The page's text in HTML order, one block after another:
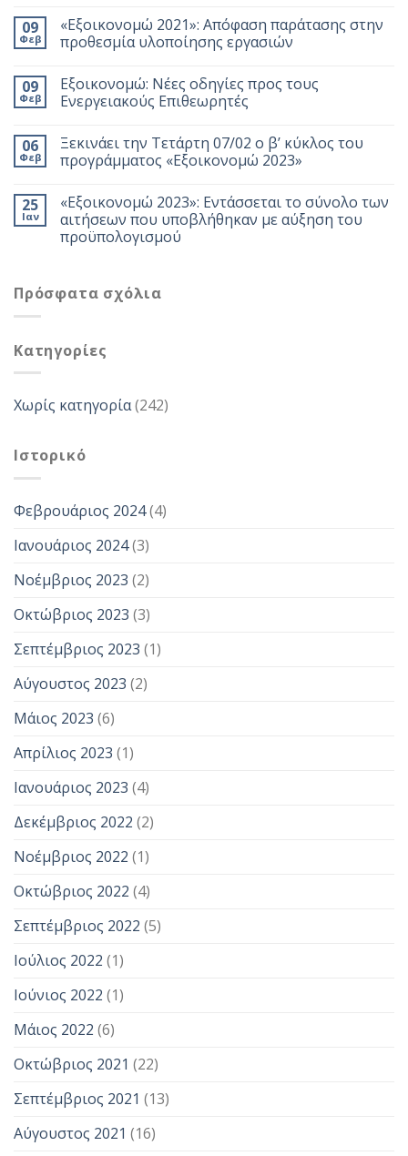
09
Φεβ
«Εξοικονομώ 2021»: Απόφαση παράτασης στην
προθεσμία υλοποίησης εργασιών
09
Φεβ
Εξοικονομώ: Νέες οδηγίες προς τους
Ενεργειακούς Επιθεωρητές
06
Φεβ
Ξεκινάει την Τετάρτη 07/02 ο β’ κύκλος του
προγράμματος «Εξοικονομώ 2023»
25
Ιαν
«Εξοικονομώ 2023»: Εντάσσεται το σύνολο των
αιτήσεων που υποβλήθηκαν με αύξηση του
προϋπολογισμού
Πρόσφατα σχόλια
Kατηγορίες
Χωρίς κατηγορία(242)
Ιστορικό
Φεβρουάριος 2024(4)
Ιανουάριος 2024(3)
Νοέμβριος 2023 (2)
Οκτώβριος 2023 (3)
Σεπτέμβριος 2023 (1)
Αύγουστος 2023 (2)
Μάιος 2023 (6)
Απρίλιος 2023 (1)
Ιανουάριος 2023 (4)
Δεκέμβριος 2022 (2)
Νοέμβριος 2022 (1)
Οκτώβριος 2022 (4)
Σεπτέμβριος 2022 (5)
Ιούλιος 2022 (1)
Ιούνιος 2022 (1)
Μάιος 2022 (6)
Οκτώβριος 2021 (22)
Σεπτέμβριος 2021 (13)
Αύγουστος 2021 (16)